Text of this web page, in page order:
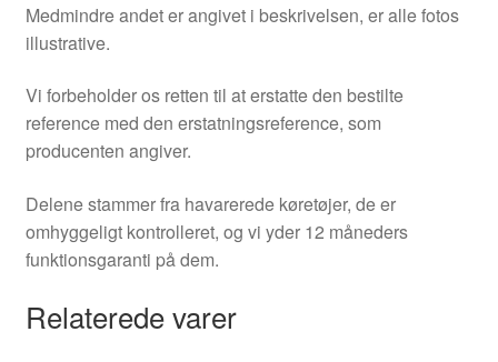
Medmindre andet er angivet i beskrivelsen, er alle fotos
illustrative.
Vi forbeholder os retten til at erstatte den bestilte
reference med den erstatningsreference, som
producenten angiver.
Delene stammer fra havarerede køretøjer, de er
omhyggeligt kontrolleret, og vi yder 12 måneders
funktionsgaranti på dem.
Relaterede varer